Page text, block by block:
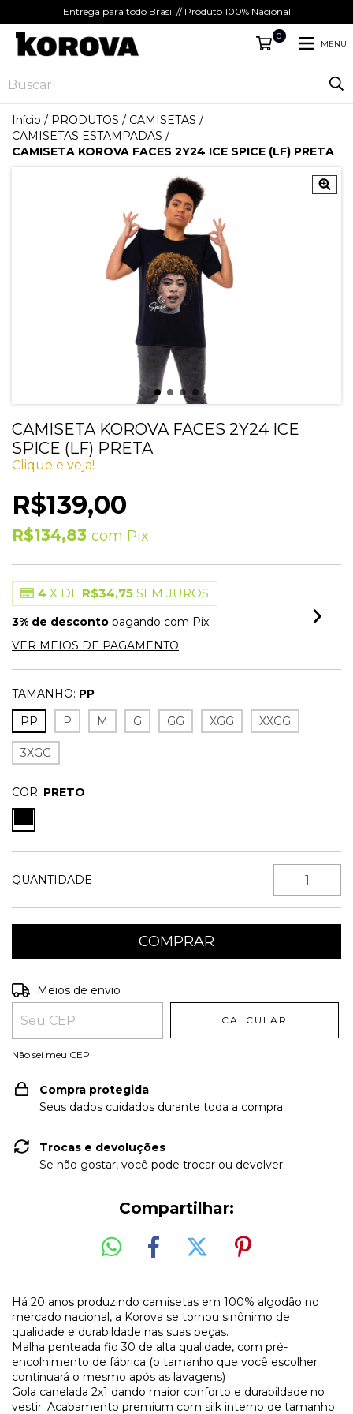
Entrega para todo Brasil // Produto 100% Nacional
0
MENU
Início / PRODUTOS / CAMISETAS /
CAMISETAS ESTAMPADAS /
CAMISETA KOROVA FACES 2Y24 ICE SPICE (LF) PRETA
CAMISETA KOROVA FACES 2Y24 ICE
SPICE (LF) PRETA
Clique e veja!
R$139,00
R$134,83 com Pix
4 X DE R$34,75 SEM JUROS
3% de desconto pagando com Pix
VER MEIOS DE PAGAMENTO
TAMANHO: PP
PP
P M G GG XGG XXGG
3XGG
COR: PRETO
QUANTIDADE
Entregas para o CEP:
Meios de envio
CALCULAR
Não sei meu CEP
Compra protegida
Seus dados cuidados durante toda a compra.
Trocas e devoluções
Se não gostar, você pode trocar ou devolver.
Compartilhar:
Há 20 anos produzindo camisetas em 100% algodão no
mercado nacional, a Korova se tornou sinônimo de
qualidade e durabildade nas suas peças.
Malha penteada fio 30 de alta qualidade, com pré-
encolhimento de fábrica (o tamanho que você escolher
continuará o mesmo após as lavagens)
Gola canelada 2x1 dando maior conforto e durabildade no
vestir. Acabamento premium com silk interno de tamanho.